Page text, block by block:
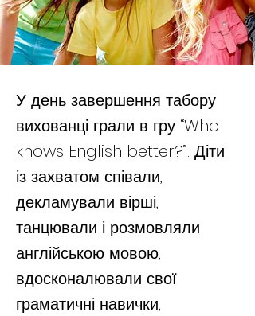
У день завершення табору
вихованці грали в гру “Who
knows English better?”. Діти
із захватом співали,
декламували вірші,
танцювали і розмовляли
англійською мовою,
вдосконалювали свої
граматичні навички,